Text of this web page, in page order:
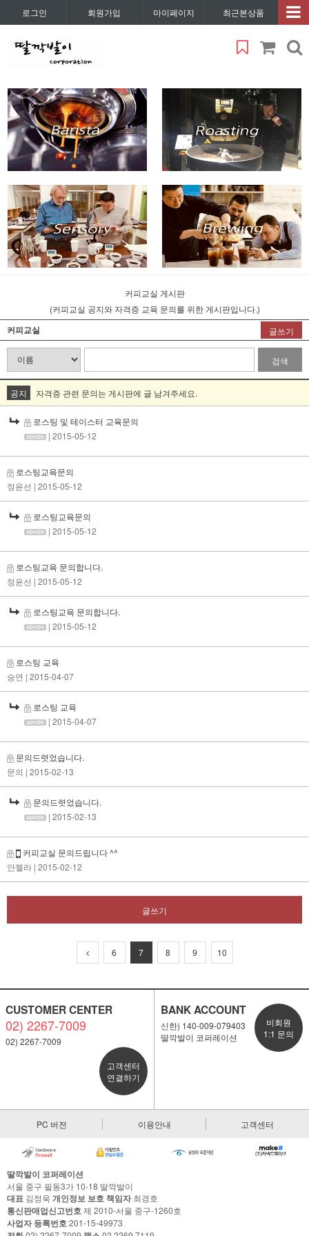
로그인 회원가입 마이페이지 최근본상품
커피교실 게시판
(커피교실 공지와 자격증 교육 문의를 위한 게시판입니다.)
커피교실 글쓰기
검색
공지 자격증 관련 문의는 게시판에 글 남겨주세요.
로스팅 및 테이스터 교육문의
| 2015-05-12
로스팅교육문의
정윤선 | 2015-05-12
로스팅교육문의
| 2015-05-12
로스팅교육 문의합니다.
정윤선 | 2015-05-12
로스팅교육 문의합니다.
| 2015-05-12
로스팅 교육
승연 | 2015-04-07
로스팅 교육
| 2015-04-07
문의드렷었습니다.
문의 | 2015-02-13
문의드렷었습니다.
| 2015-02-13
커피교실 문의드립니다 ^^
안젤라 | 2015-02-12
글쓰기
6 7 8 9 10
CUSTOMER CENTER
02) 2267-7009
02) 2267-7009
고객센터
연결하기
BANK ACCOUNT
신한) 140-009-079403
딸깍발이 코퍼레이션
비회원
1:1 문의
PC 버전 이용안내 고객센터
딸깍발이 코퍼레이션
서울 중구 필동3가 10-18 딸깍발이
대표 김정욱 개인정보 보호 책임자최경호
통신판매업신고번호제 2010-서울 중구-1260호
사업자 등록번호201-15-49973